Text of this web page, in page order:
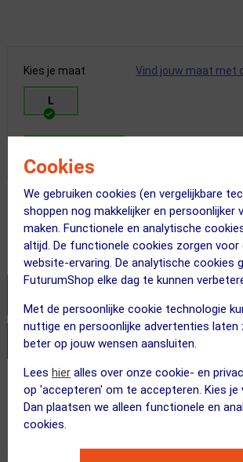
Cookies
We gebruiken cookies (en vergelijkbare
shoppen nog makkelijker en persoonlijker
maken. Functionele en analytische
altijd. De functionele cookies zorgen voor
website-ervaring. De analytische cookies
FuturumShop elke dag te kunnen
Met de persoonlijke cookie technologie
nuttige en persoonlijke advertenties laten
beter op jouw wensen aansluiten.
Lees hier alles over onze cookie- en
op 'accepteren' om te accepteren. Kies je
Dan plaatsen we alleen functionele en
cookies.
Kies je maat Vind jouw maat met
L
Stel je productvragen aan onze AI assistent
Gratis verzending vanaf €49
Vandaag besteld = maandag in huis!